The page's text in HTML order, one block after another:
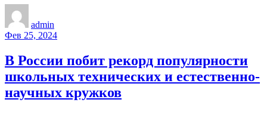
admin
Фев 25, 2024
В России побит рекорд популярности
школьных технических и естественно-
научных кружков